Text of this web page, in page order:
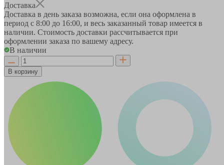
Доставка
Доставка в день заказа возможна, если она оформлена в
период с 8:00 до 16:00, и весь заказанный товар имеется в
наличии. Стоимость доставки рассчитывается при
оформлении заказа по вашему адресу.
В наличии
В корзину